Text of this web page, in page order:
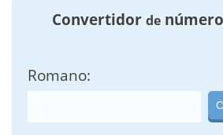
Convertidor de
Romano: